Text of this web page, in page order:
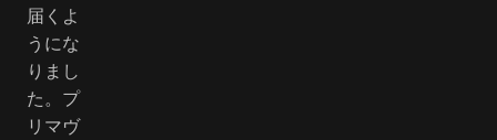
届くよ
うにな
りまし
た。プ
リマヴ